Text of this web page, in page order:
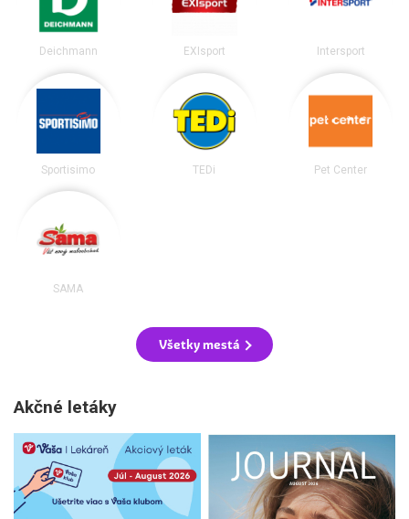
Deichmann EXIsport Intersport
Sportisimo TEDi Pet Center
SAMA
Všetky mestá
Akčné letáky